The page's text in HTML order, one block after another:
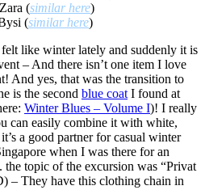
(similar here)
(similar here)
like winter lately and suddenly it is
– And there isn’t one item I love
And yes, that was the transition to
is the second blue coat I found at
Winter Blues – Volume I)! I really
can easily combine it with white,
a good partner for casual winter
when I was there for an
topic of the excursion was “Privat
– They have this clothing chain in